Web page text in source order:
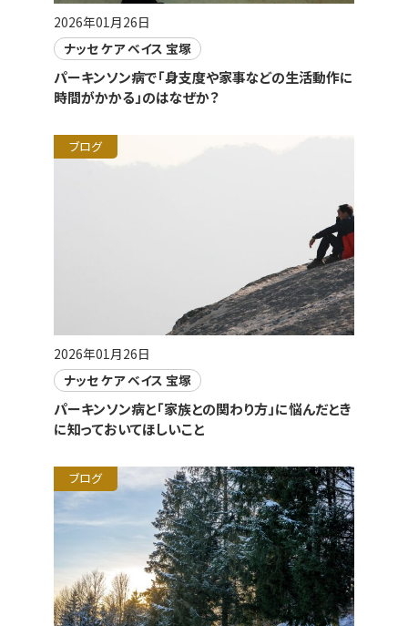
2026年01月26日
ナッセ ケア ベイス 宝塚
パーキンソン病で「身支度や家事などの生活動作に
時間がかかる」のはなぜか？
ブログ
2026年01月26日
ナッセ ケア ベイス 宝塚
パーキンソン病と「家族との関わり方」に悩んだとき
に知っておいてほしいこと
ブログ